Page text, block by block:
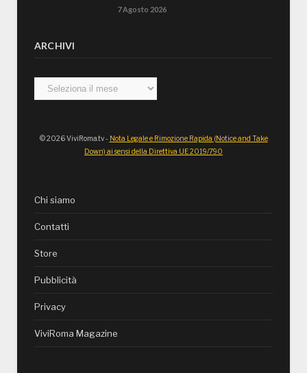
7 Agosto 2026
ARCHIVI
Archivi
© 2026 ViviRoma.tv - Nota Legale e Rimozione Rapida (Notice and Take
Down) ai sensi della Direttiva UE 2019/790
Chi siamo
Contatti
Store
Pubblicità
Privacy
ViviRoma Magazine